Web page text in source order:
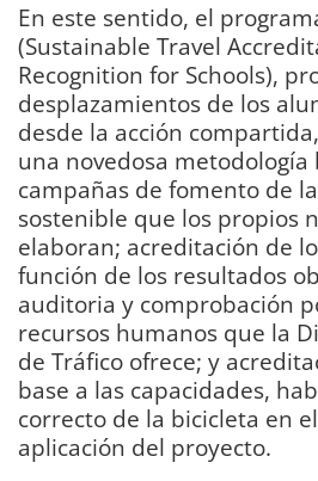
En este sentido, el
(Sustainable Travel
Recognition for Schools),
desplazamientos de los
desde la acción
una novedosa metodología
campañas de fomento de
sostenible que los propios
elaboran; acreditación de
función de los resultados
auditoria y comprobación
recursos humanos que la
de Tráfico ofrece; y
base a las capacidades,
correcto de la bicicleta en
aplicación del proyecto.